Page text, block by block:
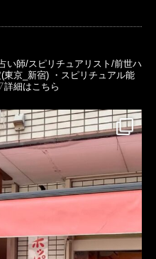
い師/スピリチュアリスト/前世ハ
東京_新宿) ・スピリチュアル能
細はこちら